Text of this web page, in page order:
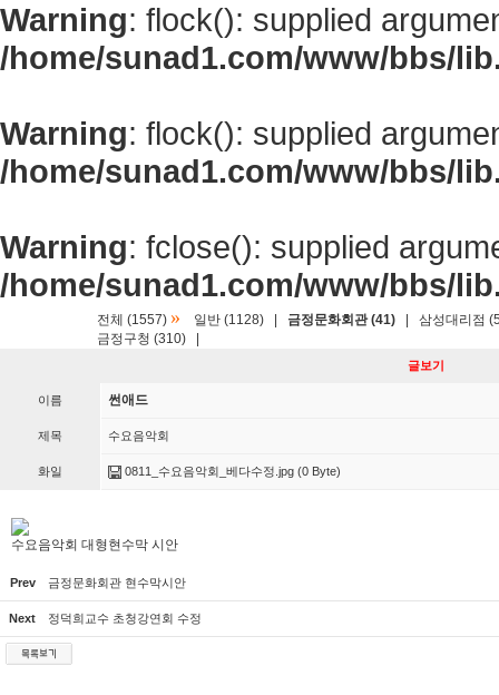
Warning: flock(): supplied
/home/sunad1.com/www/bbs/
Warning: flock(): supplied
/home/sunad1.com/www/bbs/
Warning: fclose(): supplied
/home/sunad1.com/www/bbs/
전체 (1557) » 일반 (1128) 금정문화회관 (41)
삼성대리점
금정구청 (310)
글보기
이름 썬애드
제목 수요음악회
화일 0811_수요음악회_베다수정.jpg (0 Byte)
수요음악회 대형현수막 시안
Prev 금정문화회관 현수막시안
Next 정덕희교수 초청강연회 수정